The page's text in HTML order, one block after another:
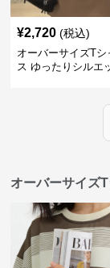
¥2,720 (税込)
オーバーサイズTシ
ス ゆったりシルエ
オーバーサイズ